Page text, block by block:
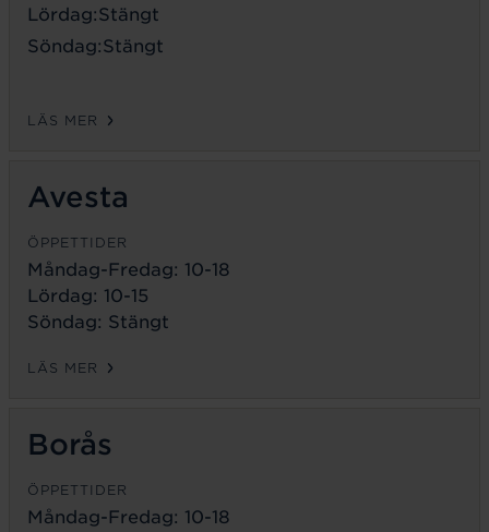
Lördag:Stängt
Söndag:Stängt
LÄS MER
Avesta
ÖPPETTIDER
Måndag-Fredag: 10-18
Lördag: 10-15
Söndag: Stängt
LÄS MER
Borås
ÖPPETTIDER
Måndag-Fredag: 10-18